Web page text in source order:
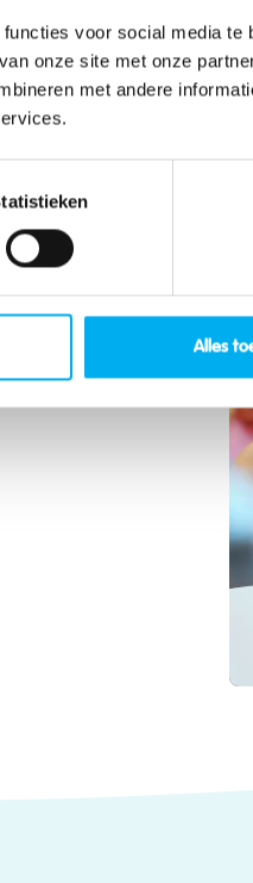
voor social media te
onze site met onze
met andere
Alles